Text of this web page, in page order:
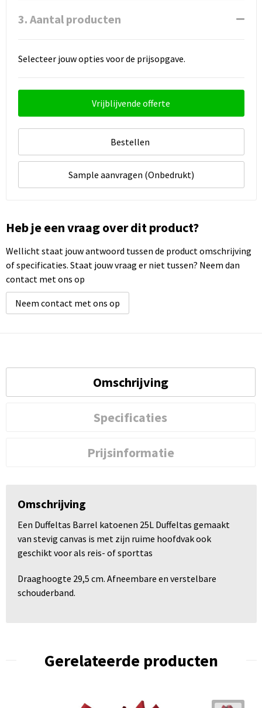
3. Aantal producten
Selecteer jouw opties voor de prijsopgave.
Vrijblijvende offerte
Bestellen
Sample aanvragen (Onbedrukt)
Heb je een vraag over dit product?
Wellicht staat jouw antwoord tussen de product omschrijving
of specificaties. Staat jouw vraag er niet tussen? Neem dan
contact met ons op
Neem contact met ons op
Omschrijving
Specificaties
Prijsinformatie
Omschrijving
Een Duffeltas Barrel katoenen 25L Duffeltas gemaakt
van stevig canvas is met zijn ruime hoofdvak ook
geschikt voor als reis- of sporttas
Draaghoogte 29,5 cm. Afneembare en verstelbare
schouderband.
Gerelateerde producten